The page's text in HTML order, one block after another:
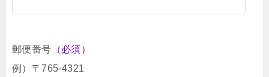
郵便番号 （必須）
例）〒765-4321